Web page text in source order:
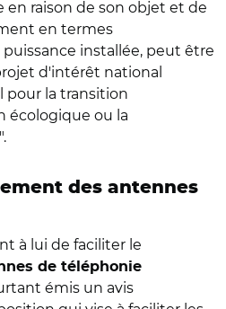
raison de son objet et de
en termes
installée, peut être
d'intérêt national
pour la transition
écologique ou la
des antennes
à lui de faciliter le
de téléphonie
émis un avis